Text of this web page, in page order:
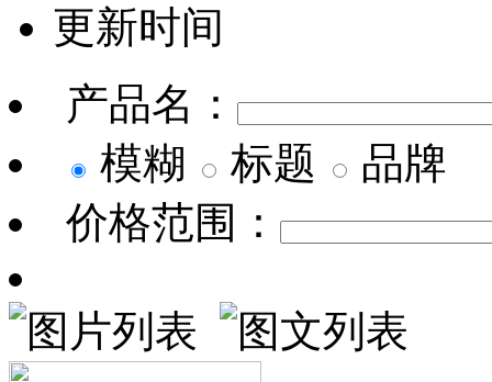
更新时间
产品名：
模糊
标题
品牌
价格范围：